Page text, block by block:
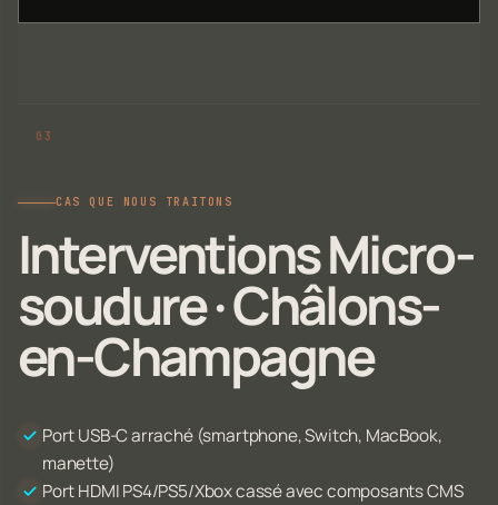
CAS QUE NOUS TRAITONS
Interventions Micro-
soudure · Châlons-
en-Champagne
Port USB-C arraché (smartphone, Switch, MacBook,
manette)
Port HDMI PS4/PS5/Xbox cassé avec composants CMS